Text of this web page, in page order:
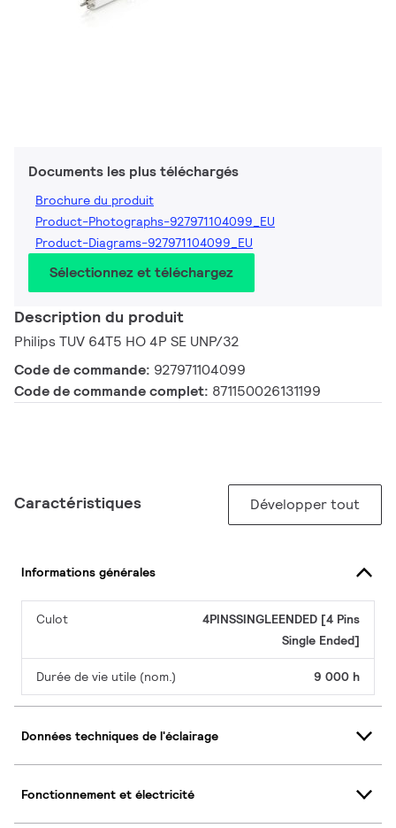
Documents les plus téléchargés
Brochure du produit
Product-Photographs-927971104099_EU
Product-Diagrams-927971104099_EU
Sélectionnez et téléchargez
Description du produit
Philips TUV 64T5 HO 4P SE UNP/32
Code de commande: 927971104099
Code de commande complet: 871150026131199
Caractéristiques Développer tout
Informations générales
Culot
4PINSSINGLEENDED [4 Pins
Single Ended]
Durée de vie utile (nom.) 9 000 h
Données techniques de l'éclairage
Fonctionnement et électricité